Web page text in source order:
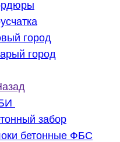
город
город
забор
бетонные ФБС